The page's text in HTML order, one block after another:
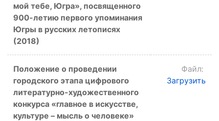
мой тебе, Югра», посвященного
900-летию первого упоминания
Югры в русских летописях
(2018)
Положение о проведении
городского этапа цифрового
литературно-художественного
конкурса «главное в искусстве,
культуре – мысль о человеке»
Файл:
Загрузить